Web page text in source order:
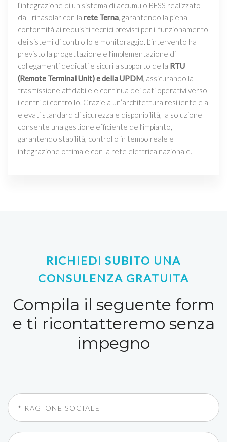
l’integrazione di un sistema di accumulo BESS realizzato
da Trinasolar con la rete Terna, garantendo la piena
conformità ai requisiti tecnici previsti per il funzionamento
dei sistemi di controllo e monitoraggio. L’intervento ha
previsto la progettazione e l’implementazione di
collegamenti dedicati e sicuri a supporto della RTU
(Remote Terminal Unit) e della UPDM, assicurando la
trasmissione affidabile e continua dei dati operativi verso
i centri di controllo. Grazie a un’architettura resiliente e a
elevati standard di sicurezza e disponibilità, la soluzione
consente una gestione efficiente dell’impianto,
garantendo stabilità, controllo in tempo reale e
integrazione ottimale con la rete elettrica nazionale.
RICHIEDI SUBITO UNA
CONSULENZA GRATUITA
Compila il seguente form
e ti ricontatteremo senza
impegno